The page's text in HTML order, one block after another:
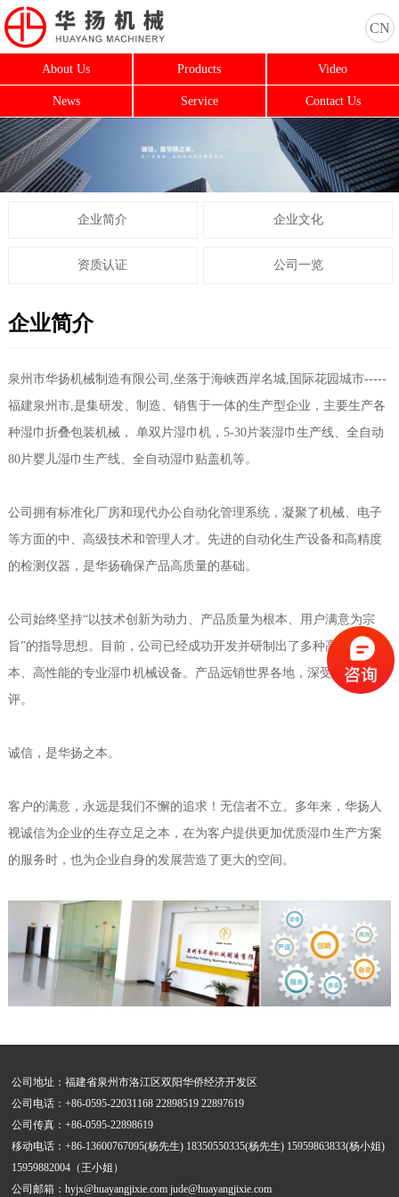
CN
About Us Products Video
News Service Contact Us
企业简介 企业文化
资质认证 公司一览
企业简介
泉州市华扬机械制造有限公司,坐落于海峡西岸名城,国际花园城市-----
福建泉州市,是集研发、制造、销售于一体的生产型企业，主要生产各
种湿巾折叠包装机械， 单双片湿巾机，5-30片装湿巾生产线、全自动
80片婴儿湿巾生产线、全自动湿巾贴盖机等。
公司拥有标准化厂房和现代办公自动化管理系统，凝聚了机械、电子
等方面的中、高级技术和管理人才。先进的自动化生产设备和高精度
的检测仪器，是华扬确保产品高质量的基础。
公司始终坚持“以技术创新为动力、产品质量为根本、用户满意为宗
旨”的指导思想。目前，公司已经成功开发并研制出了多种高速、低成
本、高性能的专业湿巾机械设备。产品远销世界各地，深受客户好
评。
诚信，是华扬之本。
客户的满意，永远是我们不懈的追求！无信者不立。多年来，华扬人
视诚信为企业的生存立足之本，在为客户提供更加优质湿巾生产方案
的服务时，也为企业自身的发展营造了更大的空间。
公司地址：福建省泉州市洛江区双阳华侨经济开发区
公司电话：+86-0595-22031168 22898519 22897619
公司传真：+86-0595-22898619
移动电话：+86-13600767095(杨先生) 18350550335(杨先生) 15959863833(杨小姐)
15959882004（王小姐）
公司邮箱：hyjx@huayangjixie.com jude@huayangjixie.com